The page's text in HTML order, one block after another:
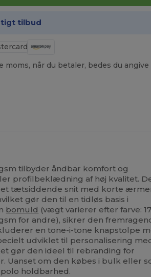
tilbud
moms, når du betaler, bedes du
tilbyder åndbar komfort og
profilbeklædning af høj kvalitet.
et tætsiddende snit med korte
gør den til en tidløs basis i
bomuld (vægt varierer efter farve:
for andre), sikrer den
en tone-i-tone knapstolpe
udviklet til personalisering
gør den ideel til rebranding for
Uanset om den købes i bulk eller
holdbarhed.